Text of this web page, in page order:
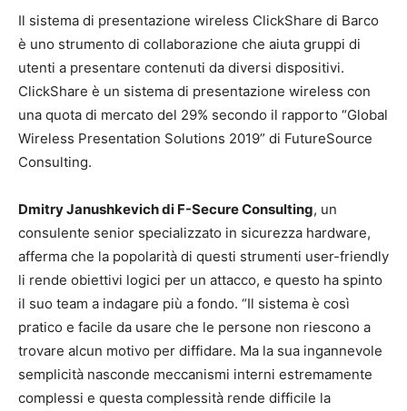
Il sistema di presentazione wireless ClickShare di Barco
è uno strumento di collaborazione che aiuta gruppi di
utenti a presentare contenuti da diversi dispositivi.
ClickShare è un sistema di presentazione wireless con
una quota di mercato del 29% secondo il rapporto “Global
Wireless Presentation Solutions 2019” di FutureSource
Consulting.
Dmitry Janushkevich di F-Secure Consulting, un
consulente senior specializzato in sicurezza hardware,
afferma che la popolarità di questi strumenti user-friendly
li rende obiettivi logici per un attacco, e questo ha spinto
il suo team a indagare più a fondo. “Il sistema è così
pratico e facile da usare che le persone non riescono a
trovare alcun motivo per diffidare. Ma la sua ingannevole
semplicità nasconde meccanismi interni estremamente
complessi e questa complessità rende difficile la